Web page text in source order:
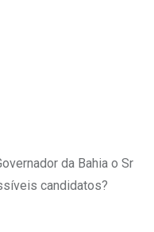
da Bahia o Sr
candidatos?